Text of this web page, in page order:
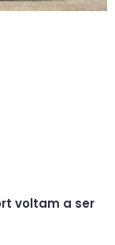
voltam a ser